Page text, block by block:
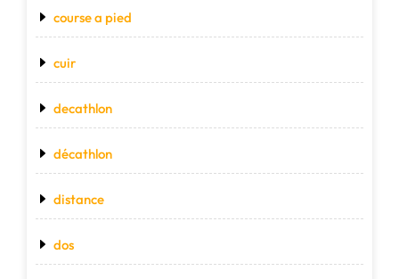
course a pied
cuir
decathlon
décathlon
distance
dos